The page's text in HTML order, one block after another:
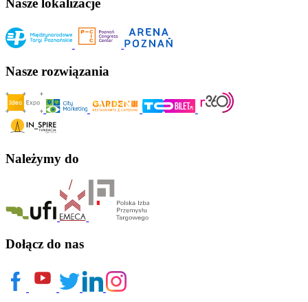
Nasze lokalizacje
Nasze rozwiązania
Należymy do
Dołącz do nas